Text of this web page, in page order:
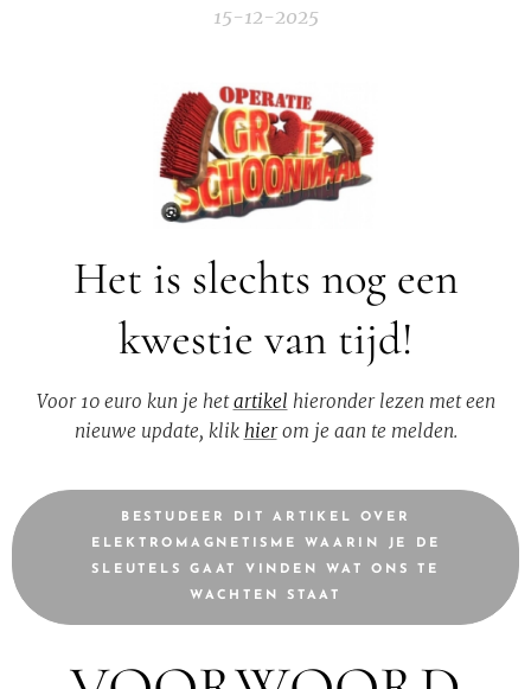
15-12-2025
Het is slechts nog een
kwestie van tijd!
Voor 10 euro kun je hetartikel hieronder lezen met een
nieuwe update, klik hierom je aan te melden.
BESTUDEER DIT ARTIKEL OVER
ELEKTROMAGNETISME WAARIN JE DE
SLEUTELS GAAT VINDEN WAT ONS TE
WACHTEN STAAT